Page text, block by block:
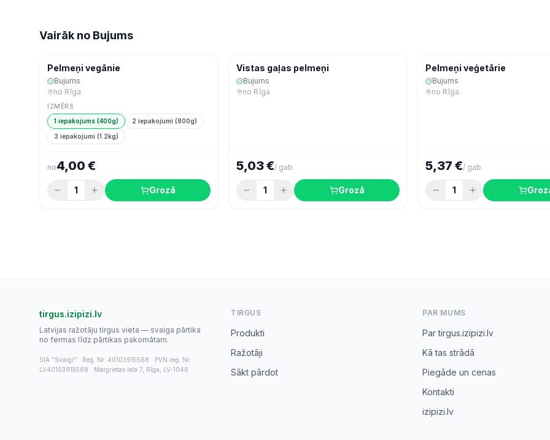
Vairāk no Bujums
Pelmeņi vegānie
Bujums
no Rīga
IZMĒRS
1 iepakojums (400g)
2 iepakojumi (800g)
3 iepakojumi (1.2kg)
no4,00 €
1 Grozā
Vistas gaļas pelmeņi
Bujums
no Rīga
5,03 €/ gab.
1 Grozā
Pelmeņi veģetārie
Bujums
no Rīga
5,37 €/ gab.
1
tirgus.izipizi.lv
Latvijas ražotāju tirgus vieta — svaiga pārtika
no fermas līdz pārtikas pakomātam.
SIA "Svaigi" · Reģ. Nr. 40103915568 · PVN reģ. Nr.
LV40103915568 · Margrietas iela 7, Rīga, LV-1046
TIRGUS
Produkti
Ražotāji
Sākt pārdot
PAR MUMS
Par tirgus.izipizi.lv
Kā tas strādā
Piegāde un cenas
Kontakti
izipizi.lv